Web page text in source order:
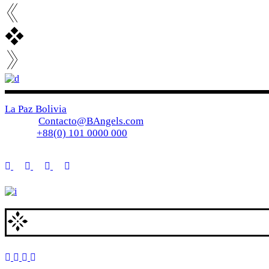
La Paz Bolivia
Contacto@BAngels.com
+88(0) 101 0000 000